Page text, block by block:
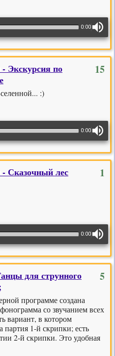
0:00
15
Экскурсия по
:)
0:00
1
Сказочный лес
0:00
5
для струнного
программе создана
со звучанием всех
вариант, в котором
партия 1-й скрипки; есть
2-й скрипки. Это удобная